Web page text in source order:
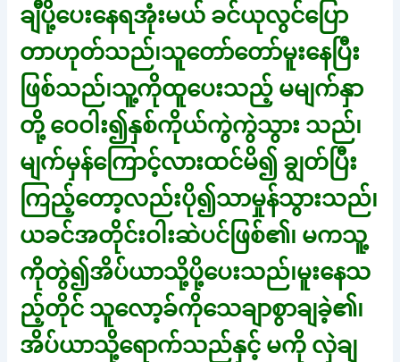
ချီပို့ပေးနေရအုံးမယ် ခင်ယုလွင်ပြော
တာဟုတ်သည်၊သူတော်တော်မူးနေပြီး
ဖြစ်သည်၊သူ့ကိုထူပေးသည့် မမျက်နှာ
တို့ ဝေဝါး၍နှစ်ကိုယ်ကွဲကွဲသွား သည်၊
မျက်မှန်ကြောင့်လားထင်မိ၍ ချွတ်ပြီး
ကြည့်တော့လည်းပို၍သာမှုန်သွားသည်၊
ယခင်အတိုင်းဝါးဆဲပင်ဖြစ်၏၊ မကသူ့
ကိုတွဲ၍အိပ်ယာသို့ပို့ပေးသည်၊မူးနေသ
ည့်တိုင် သူလော့ခ်ကိုသေချာစွာချခဲ့၏၊
အိပ်ယာသို့ရောက်သည်နှင့် မကို လှဲချ